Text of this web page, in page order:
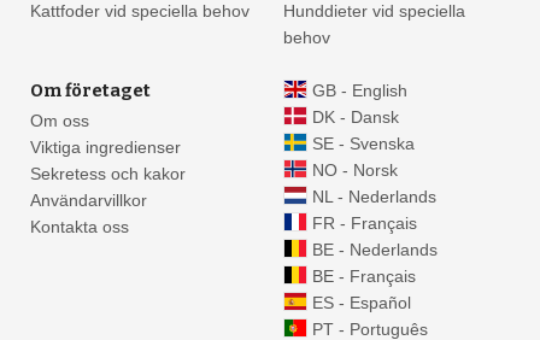
Kattfoder vid speciella behov
Hunddieter vid speciella
behov
Om företaget
Om oss
Viktiga ingredienser
Sekretess och kakor
Användarvillkor
Kontakta oss
GB - English
DK - Dansk
SE - Svenska
NO - Norsk
NL - Nederlands
FR - Français
BE - Nederlands
BE - Français
ES - Español
PT - Português